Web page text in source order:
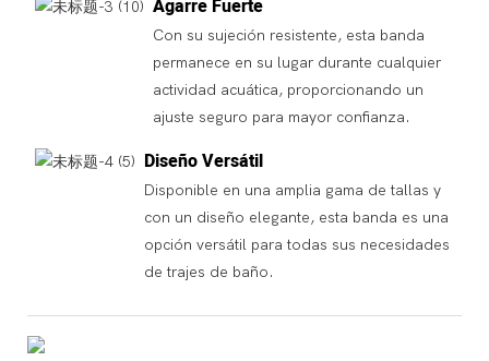
Agarre Fuerte
Con su sujeción resistente, esta banda
permanece en su lugar durante cualquier
actividad acuática, proporcionando un
ajuste seguro para mayor confianza.
Diseño Versátil
Disponible en una amplia gama de tallas y
con un diseño elegante, esta banda es una
opción versátil para todas sus necesidades
de trajes de baño.